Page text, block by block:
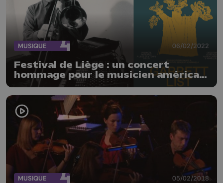
MUSIQUE 06/02/2022
Festival de Liège : un concert
hommage pour le musicien américain
Garrett List
MUSIQUE 05/02/2018